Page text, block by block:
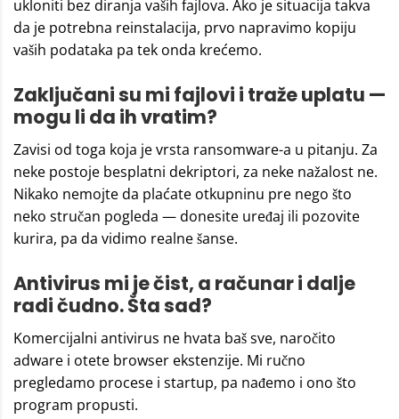
ukloniti bez diranja vaših fajlova. Ako je situacija takva
da je potrebna reinstalacija, prvo napravimo kopiju
vaših podataka pa tek onda krećemo.
Zaključani su mi fajlovi i traže uplatu —
mogu li da ih vratim?
Zavisi od toga koja je vrsta ransomware-a u pitanju. Za
neke postoje besplatni dekriptori, za neke nažalost ne.
Nikako nemojte da plaćate otkupninu pre nego što
neko stručan pogleda — donesite uređaj ili pozovite
kurira, pa da vidimo realne šanse.
Antivirus mi je čist, a računar i dalje
radi čudno. Šta sad?
Komercijalni antivirus ne hvata baš sve, naročito
adware i otete browser ekstenzije. Mi ručno
pregledamo procese i startup, pa nađemo i ono što
program propusti.